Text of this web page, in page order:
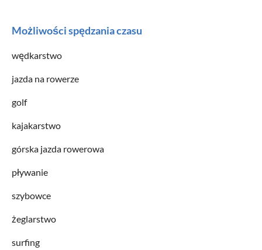
Możliwości spędzania czasu
wędkarstwo
jazda na rowerze
golf
kajakarstwo
górska jazda rowerowa
pływanie
szybowce
żeglarstwo
surfing